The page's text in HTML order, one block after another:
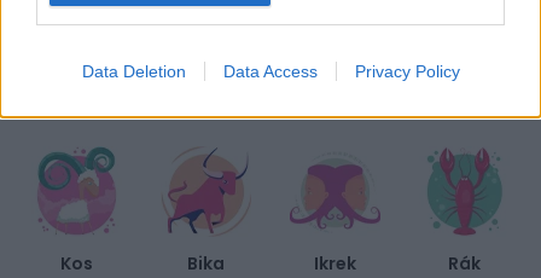
Data Deletion Data Access Privacy Policy
Fiatalító hajviseletek, ha már elmúltál 50
Kos Bika Ikrek Rák